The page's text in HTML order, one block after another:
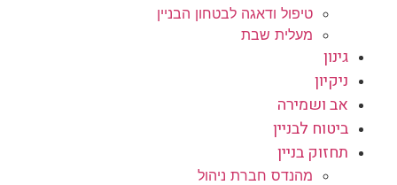
טיפול ודאגה לבטחון הבניין
מעלית שבת
גינון
ניקיון
אב ושמירה
ביטוח לבניין
תחזוק בניין
מהנדס חברת ניהול